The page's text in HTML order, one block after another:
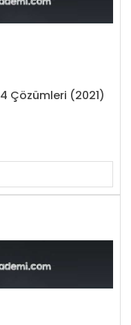
Çözümleri (2021)